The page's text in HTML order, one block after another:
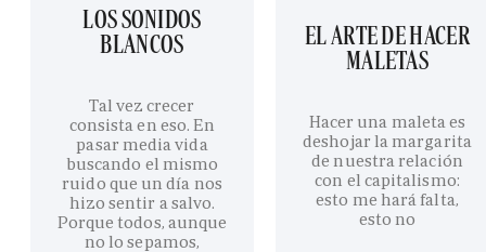
LOS SONIDOS
BLANCOS
Tal vez crecer
consista en eso. En
pasar media vida
buscando el mismo
ruido que un día nos
hizo sentir a salvo.
Porque todos, aunque
no lo sepamos,
EL ARTE DE HACER
MALETAS
Hacer una maleta es
deshojar la margarita
de nuestra relación
con el capitalismo:
esto me hará falta,
esto no